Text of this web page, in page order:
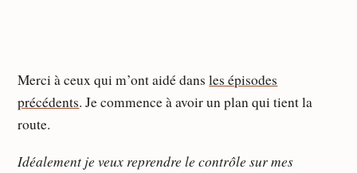
Merci à ceux qui m’ont aidé dansles épisodes
précédents. Je commence à avoir un plan qui tient la
route.
Idéalement je veux reprendre le contrôle sur mes